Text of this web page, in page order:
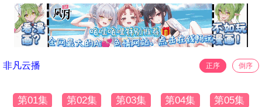
非凡云播 正序 倒序
第01集 第02集 第03集 第04集 第05集